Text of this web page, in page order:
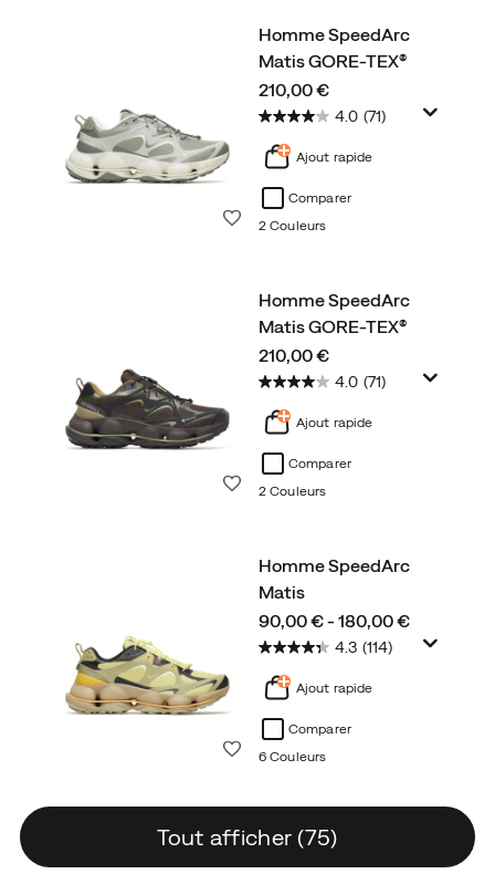
Homme SpeedArc
Matis GORE-TEX®
price
210,00 €
4.0 (71)
Ajout rapide
Comparer
2 Couleurs
Homme SpeedArc
Matis GORE-TEX®
price
210,00 €
4.0 (71)
Ajout rapide
Comparer
2 Couleurs
Homme SpeedArc
Matis
price
90,00 € - 180,00 €
4.3 (114)
Ajout rapide
Comparer
6 Couleurs
Tout afficher (75)